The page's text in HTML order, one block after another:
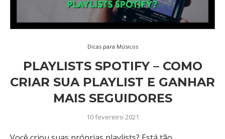
Dicas para Músicos
PLAYLISTS SPOTIFY – COMO
CRIAR SUA PLAYLIST E GANHAR
MAIS SEGUIDORES
10 fevereiro 2021